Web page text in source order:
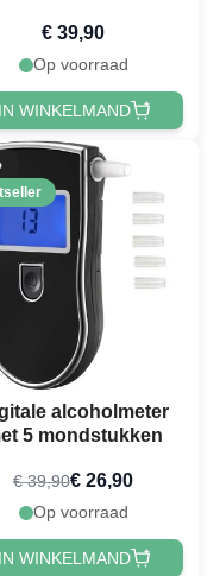
€ 39,90
Op voorraad
IN WINKELMAND
alcoholmeter
5 mondstukken
€ 39,90€ 26,90
Op voorraad
IN WINKELMAND